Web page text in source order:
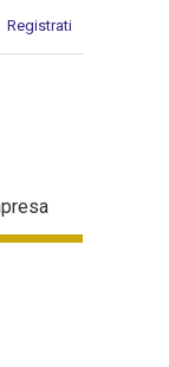
Registrati